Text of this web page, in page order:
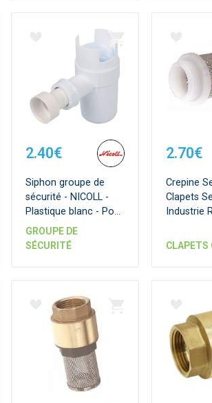
2.40€
Siphon groupe de
sécurité - NICOLL -
Plastique blanc - Pose
facile Nicoll
GROUPE DE
SÉCURITÉ
2.70€
Crepine
Clapets
Industrie
CLAPETS